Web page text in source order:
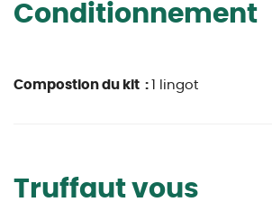
Conditionnement
Compostion du kit : 1 lingot
Truffaut vous